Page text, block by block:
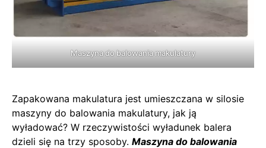
Maszyna do balowania makulatury
Zapakowana makulatura jest umieszczana w silosie
maszyny do balowania makulatury, jak ją
wyładować? W rzeczywistości wyładunek balera
dzieli się na trzy sposoby. Maszyna do balowania